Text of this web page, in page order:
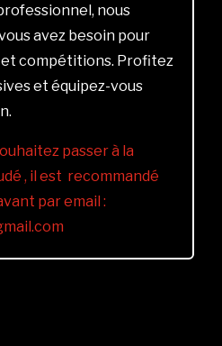
nous
avez besoin pour
compétitions. Profitez
et équipez-vous
passer à la
, il est recommandé
par email :